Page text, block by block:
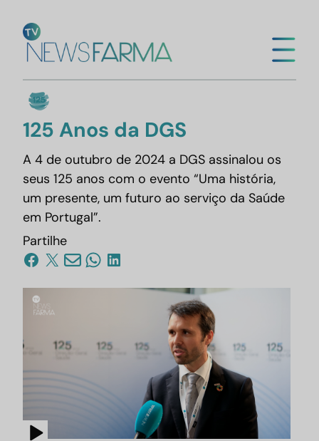
para
conteúdo
125 Anos da DGS
A 4 de outubro de 2024 a DGS assinalou os
seus 125 anos com o evento “Uma história,
um presente, um futuro ao serviço da Saúde
em Portugal”.
Partilhe